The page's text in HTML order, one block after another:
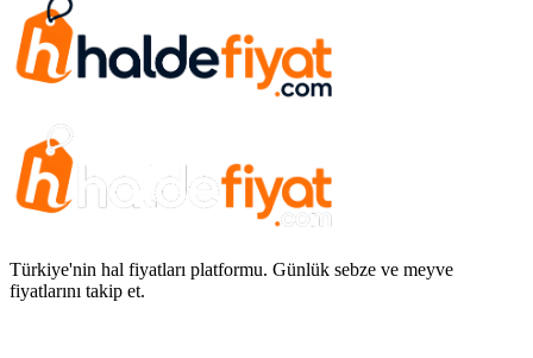
Türkiye'nin hal fiyatları platformu. Günlük sebze ve meyve
fiyatlarını takip et.